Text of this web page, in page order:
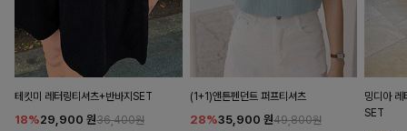
테킷미 레터링티셔츠+반바지SET
18%29,900 원36,400원
(1+1)앤튼펜던트 퍼프티셔츠
28%35,900 원49,800원
밍디아 레
SET